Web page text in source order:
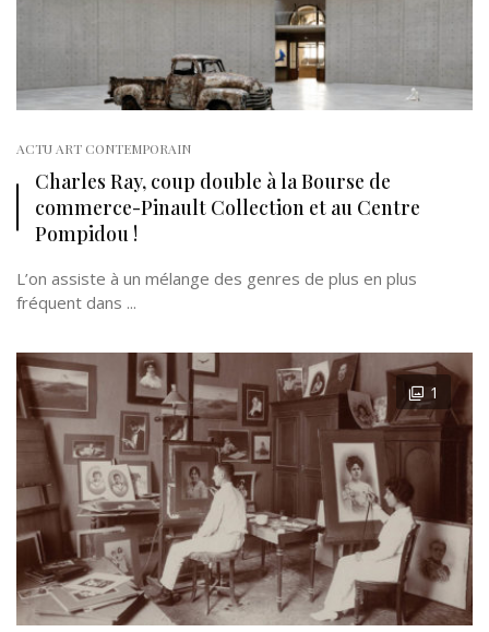
ACTU ART CONTEMPORAIN
Charles Ray, coup double à la Bourse de
commerce-Pinault Collection et au Centre
Pompidou !
L’on assiste à un mélange des genres de plus en plus
fréquent dans ...
1